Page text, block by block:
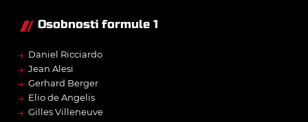
Osobnosti formule 1
→ Daniel Ricciardo
→ Jean Alesi
→ Gerhard Berger
→ Elio de Angelis
→ Gilles Villeneuve